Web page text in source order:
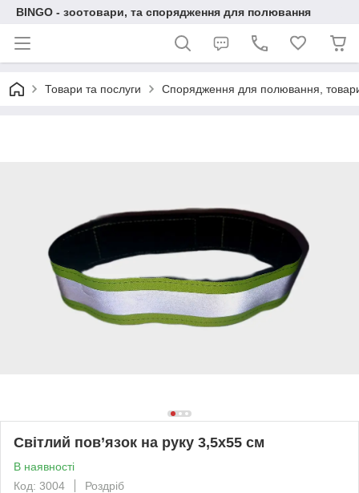
BINGO - зоотовари, та спорядження для полювання
Товари та послуги Спорядження для полювання,
Світлий пов’язок на руку 3,5х55 см
В наявності
Код: 3004
Роздріб